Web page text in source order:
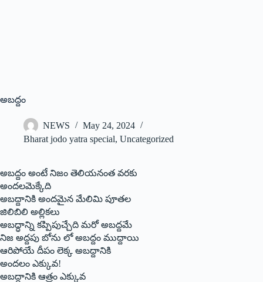
అబద్దం
NEWS
May 24, 2024
Bharat jodo yatra special, Uncategorized
అబద్దం అంటే నిజం తెలియనంత వరకు
అందలమెక్కేది
అబద్దానికి అందమైన మేలిమి పూతల
జిలిబిలి అల్లికలు
అబద్ధాన్ని కప్పిపుచ్చేది మరో అబద్దమే
నిజ అద్దపు బోను లో అబద్దం ముద్దాయి
ఆరిపోయే దీపం లెక్క అబద్దానికి
అందలం ఎక్కువ!
అబద్దానికి ఆత్రం ఎక్కువ